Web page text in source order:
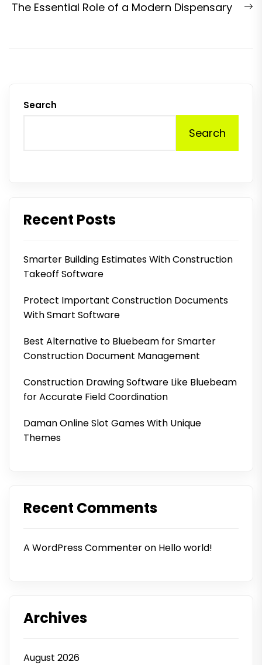
The Essential Role of a Modern Dispensary
Search
Search
Recent Posts
Smarter Building Estimates With Construction
Takeoff Software
Protect Important Construction Documents
With Smart Software
Best Alternative to Bluebeam for Smarter
Construction Document Management
Construction Drawing Software Like Bluebeam
for Accurate Field Coordination
Daman Online Slot Games With Unique
Themes
Recent Comments
A WordPress Commenteron Hello world!
Archives
August 2026